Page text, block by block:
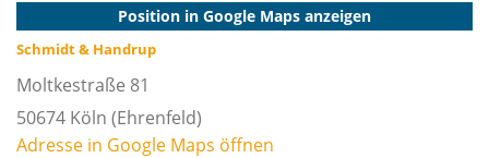
Position in Google Maps anzeigen
Schmidt & Handrup
Moltkestraße 81
50674 Köln (Ehrenfeld)
Adresse in Google Maps öffnen